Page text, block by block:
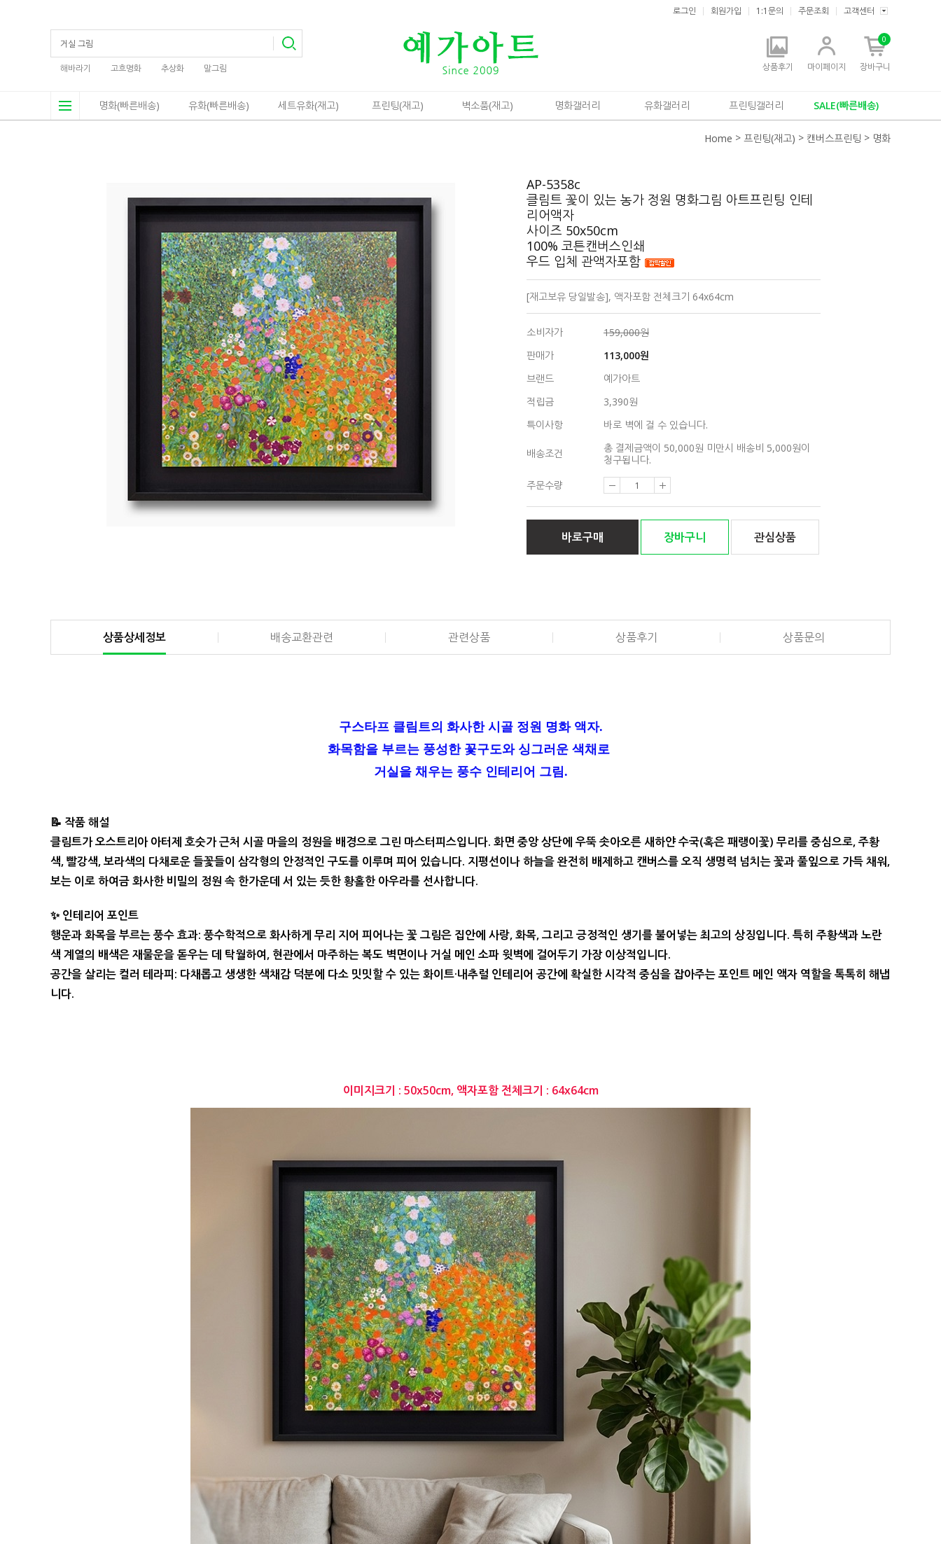
해바라기 고흐명화 추상화 말그림
로그인 회원가입 1:1문의 주문조회 고객센터
상품후기 마이페이지 장바구니
0
명화(빠른배송) 유화(빠른배송) 세트유화(재고) 프린팅(재고) 벽소품(재고) 명화갤러리 유화갤러리 프린팅갤러리 SALE(빠른배송)
Home > 프린팅(재고) > 캔버스프린팅 > 명화
AP-5358c
클림트 꽃이 있는 농가 정원 명화그림 아트프린팅 인테
리어액자
사이즈 50x50cm
100% 코튼캔버스인쇄
우드 입체 관액자포함
[재고보유 당일발송], 액자포함 전체크기 64x64cm
소비자가
159,000원
판매가
113,000원
브랜드
예가아트
적립금
3,390원
특이사항
바로 벽에 걸 수 있습니다.
배송조건
총 결제금액이 50,000원 미만시 배송비 5,000원이
청구됩니다.
주문수량
바로구매 장바구니 관심상품
상품상세정보 배송교환관련 관련상품 상품후기 상품문의
구스타프 클림트의 화사한 시골 정원 명화 액자.
화목함을 부르는 풍성한 꽃구도와 싱그러운 색채로
거실을 채우는 풍수 인테리어 그림.
📝 작품 해설
클림트가 오스트리아 아터제 호숫가 근처 시골 마을의 정원을 배경으로 그린 마스터피스입니다. 화면 중앙 상단에 우뚝 솟아오른 새하얀 수국(혹은 패랭이꽃) 무리를 중심으로, 주황
색, 빨강색, 보라색의 다채로운 들꽃들이 삼각형의 안정적인 구도를 이루며 피어 있습니다. 지평선이나 하늘을 완전히 배제하고 캔버스를 오직 생명력 넘치는 꽃과 풀잎으로 가득 채워,
보는 이로 하여금 화사한 비밀의 정원 속 한가운데 서 있는 듯한 황홀한 아우라를 선사합니다.
✨ 인테리어 포인트
행운과 화목을 부르는 풍수 효과: 풍수학적으로 화사하게 무리 지어 피어나는꽃 그림은 집안에 사랑, 화목, 그리고 긍정적인 생기를 불어넣는 최고의 상징입니다. 특히 주황색과 노란
색 계열의 배색은재물운을 돋우는 데 탁월하여, 현관에서 마주하는 복도 벽면이나 거실 메인 소파 윗벽에 걸어두기 가장 이상적입니다.
공간을 살리는 컬러 테라피: 다채롭고 생생한 색채감 덕분에 다소 밋밋할 수 있는 화이트·내추럴 인테리어 공간에 확실한 시각적 중심을 잡아주는 포인트 메인 액자 역할을 톡톡히 해냅
니다.
이미지크기 : 50x50cm, 액자포함 전체크기 : 64x64cm